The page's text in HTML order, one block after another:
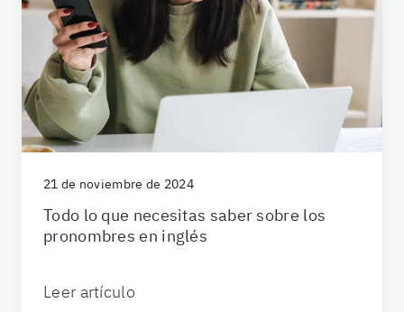
21 de noviembre de 2024
Todo lo que necesitas saber sobre los
pronombres en inglés
Leer artículo